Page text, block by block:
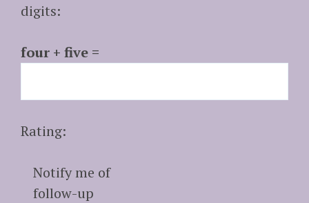
digits:
four + five =
Rating:
Notify me of
follow-up